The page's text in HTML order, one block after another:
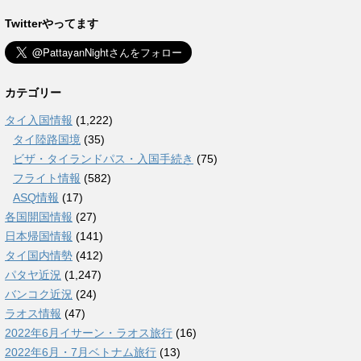
Twitterやってます
カテゴリー
タイ入国情報 (1,222)
タイ陸路国境 (35)
ビザ・タイランドパス・入国手続き (75)
フライト情報 (582)
ASQ情報 (17)
各国開国情報 (27)
日本帰国情報 (141)
タイ国内情勢 (412)
パタヤ近況 (1,247)
バンコク近況 (24)
ラオス情報 (47)
2022年6月イサーン・ラオス旅行 (16)
2022年6月・7月ベトナム旅行 (13)